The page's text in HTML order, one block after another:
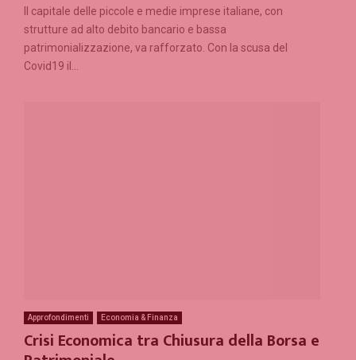
Il capitale delle piccole e medie imprese italiane, con
strutture ad alto debito bancario e bassa
patrimonializzazione, va rafforzato. Con la scusa del
Covid19 il...
Approfondimenti Economia & Finanza
Crisi Economica tra Chiusura della Borsa e